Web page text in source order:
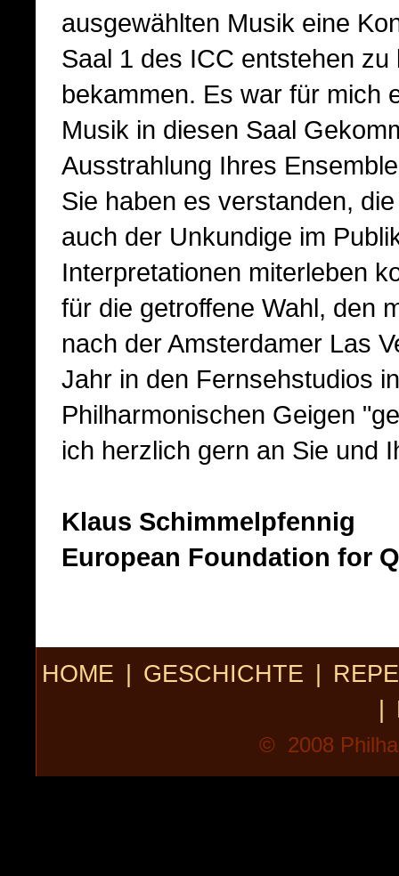
ausgewählten Musik eine
Saal 1 des ICC entstehen
bekammen. Es war für mich
Musik in diesen Saal
Ausstrahlung Ihres
Sie haben es verstanden,
auch der Unkundige im
Interpretationen miterleben
für die getroffene Wahl, den
nach der Amsterdamer Las
Jahr in den Fernsehstudios
Philharmonischen Geigen
ich herzlich gern an Sie und
Klaus Schimmelpfennig
European Foundation for
HOME GESCHICHTE
© 2008